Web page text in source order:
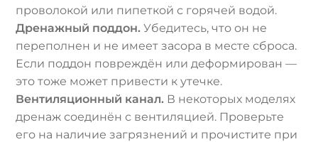
проволокой или пипеткой с горячей водой.
Дренажный поддон. Убедитесь, что он не
переполнен и не имеет засора в месте сброса.
Если поддон повреждён или деформирован —
это тоже может привести к утечке.
Вентиляционный канал. В некоторых моделях
дренаж соединён с вентиляцией. Проверьте
его на наличие загрязнений и прочистите при